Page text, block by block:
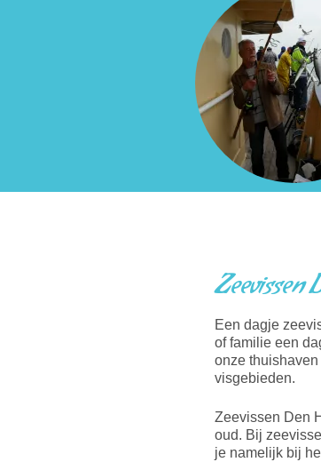
Zeevissen
Een dagje
of familie een
onze
visgebieden.
Zeevissen Den
oud. Bij
je namelijk bij